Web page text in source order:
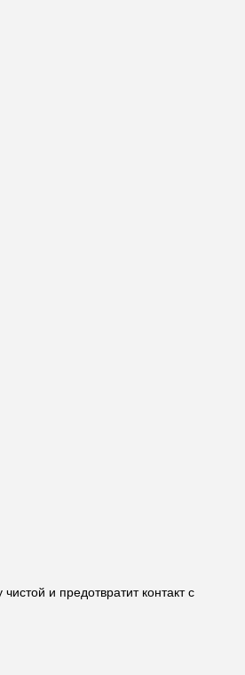
и предотвратит контакт с